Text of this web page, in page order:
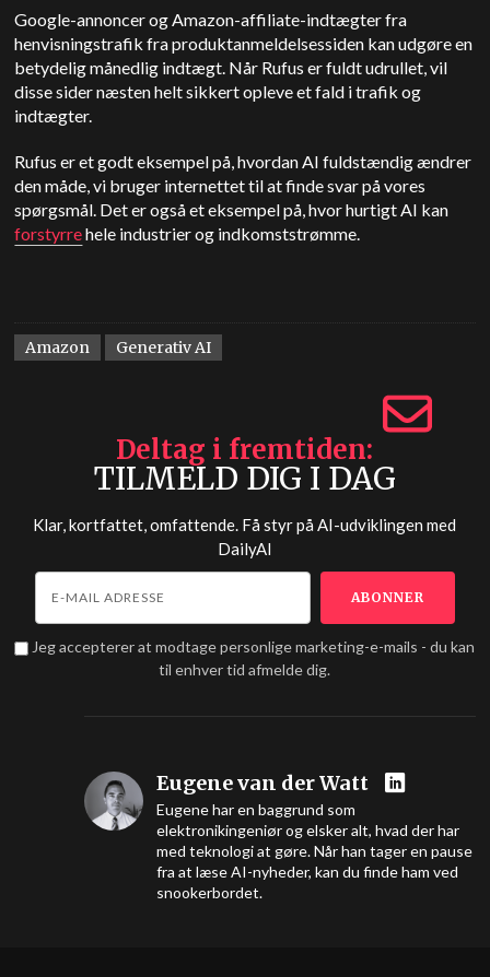
Google-annoncer og Amazon-affiliate-indtægter fra
henvisningstrafik fra produktanmeldelsessiden kan udgøre en
betydelig månedlig indtægt. Når Rufus er fuldt udrullet, vil
disse sider næsten helt sikkert opleve et fald i trafik og
indtægter.
Rufus er et godt eksempel på, hvordan AI fuldstændig ændrer
den måde, vi bruger internettet til at finde svar på vores
spørgsmål. Det er også et eksempel på, hvor hurtigt AI kan
forstyrrehele industrier og indkomststrømme.
Amazon Generativ AI
Deltag i fremtiden
TILMELD DIG I DAG
Klar, kortfattet, omfattende. Få styr på AI-udviklingen med
DailyAI
Jeg accepterer at modtage personlige marketing-e-mails - du kan
til enhver tid afmelde dig.
Eugene van der Watt
Eugene har en baggrund som
elektronikingeniør og elsker alt, hvad der har
med teknologi at gøre. Når han tager en pause
fra at læse AI-nyheder, kan du finde ham ved
snookerbordet.